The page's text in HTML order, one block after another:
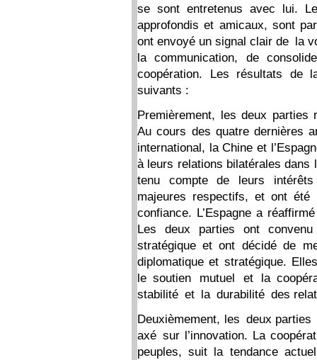
se sont entretenus avec lui.
approfondis et amicaux, sont
ont envoyé un signal clair de la
la communication, de
coopération. Les résultats de
suivants :
Premièrement, les deux parties
Au cours des quatre dernières
international, la Chine et
à leurs relations bilatérales dans
tenu compte de leurs
majeures respectifs, et ont été
confiance. L’Espagne a
Les deux parties ont convenu
stratégique et ont décidé de
diplomatique et stratégique.
le soutien mutuel et la
stabilité et la durabilité des
Deuxièmement, les deux
axé sur l’innovation. La
peuples, suit la tendance